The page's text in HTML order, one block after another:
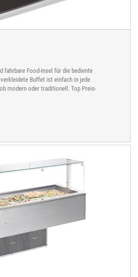
fahrbare Food-Insel für die bediente
Buffet ist einfach in jede
modern oder traditionell. Top Preis-